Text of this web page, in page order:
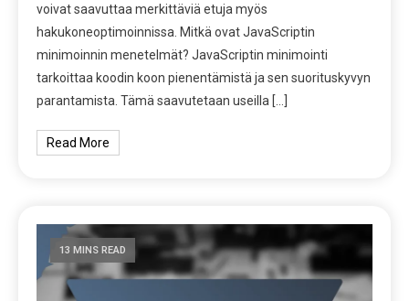
voivat saavuttaa merkittäviä etuja myös
hakukoneoptimoinnissa. Mitkä ovat JavaScriptin
minimoinnin menetelmät? JavaScriptin minimointi
tarkoittaa koodin koon pienentämistä ja sen suorituskyvyn
parantamista. Tämä saavutetaan useilla […]
Read More
13 MINS READ